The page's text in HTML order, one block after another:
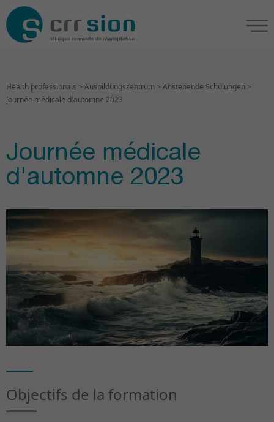
Health professionals > Ausbildungszentrum > Anstehende Schulungen>
Journée médicale d'automne 2023
Journée médicale
d'automne 2023
Objectifs de la formation